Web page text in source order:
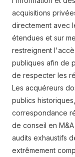
acquisitions
directement avec
étendues et sur
restreignent
publiques afin de
de respecter les
Les acquéreurs
publics
correspondance
de conseil en
audits exhaustifs
extrêmement